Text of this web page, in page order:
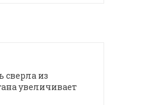
сверла из
увеличивает